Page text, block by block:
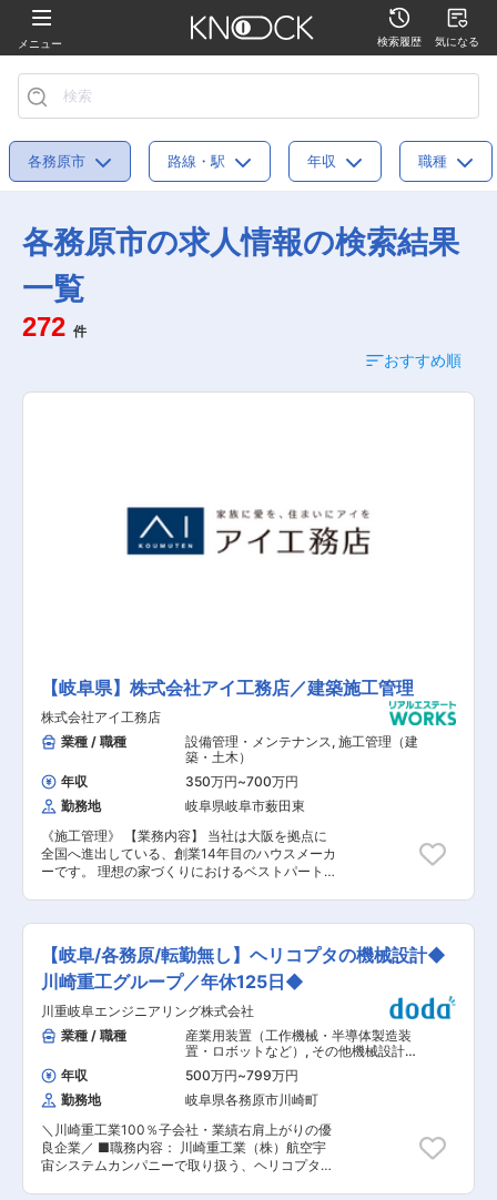
メニュー 検索履歴 気になる
各務原市 路線・駅 年収 職種
各務原市の求人情報の検索結果
一覧
272 件
おすすめ順
【岐阜県】株式会社アイ工務店／建築施工管理
株式会社アイ工務店
業種 / 職種
設備管理・メンテナンス, 施工管理（建
築・土木）
年収
350万円~700万円
勤務地
岐阜県岐阜市薮田東
《施工管理》 【業務内容】 当社は大阪を拠点に
全国へ進出している、創業14年目のハウスメーカ
ーです。 理想の家づくりにおけるベストパートナ
長性を推移する同社。社員数は1,500名、売り上
げは1,000億円目前。同社と共に成長頂ける人財
を募集いたします。 【具体的には】 契約内容や
設計図面を確認しながら、着工からお引き渡しま
での施工管理全般を担当します。建築現場では、
職方や関連メーカーと連携しお客様の想いがつま
ったマイホームを施工していきます。 「お客様に
よろこばれる家づくり」のため、お客様に応じた
空間提案が強みの同社の住宅はお客様に応じ
様々。しっかりと経験を積んでいただける環境で
す。 現状工期は4ヶ月前後、年間約25～30棟の
工事をお任せ致します。 未経験の方・経験が浅い
方は、まずは先輩社員との同行からスタートいた
だきますので、ご安心ください。 【会社概要】
◆転勤無/成長率No.1ハウスメーカー/高品質の家
づくり/資格祝金最大200万円 ～頑張りが評価・
【岐阜/各務原/転勤無し】ヘリコプタの機械設計◆
川崎重工グループ／年休125日◆
川重岐阜エンジニアリング株式会社
業種 / 職種
産業用装置（工作機械・半導体製造装
置・ロボットなど） , その他機械設計
建機・その他輸送機器
年収 500万円~799万円
勤務地
岐阜県各務原市川崎町
＼川崎重工業100％子会社・業績右肩上がりの優
良企業／ ■職務内容： 川崎重工業（株）航空宇
宙システムカンパニーで取り扱う、ヘリコプタの